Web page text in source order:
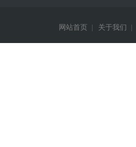
网站首页 关于我们